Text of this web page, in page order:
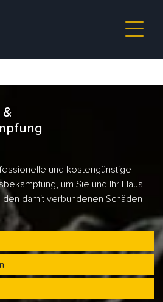
&
und kostengünstige
um Sie und Ihr Haus
den damit verbundenen Schäden